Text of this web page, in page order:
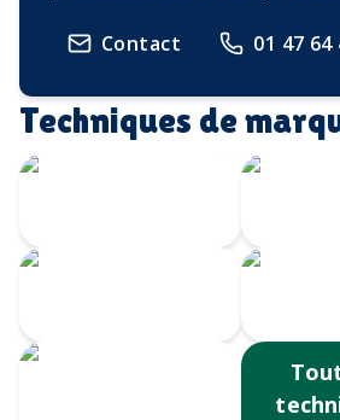
Contact 01 47 64
Techniques de